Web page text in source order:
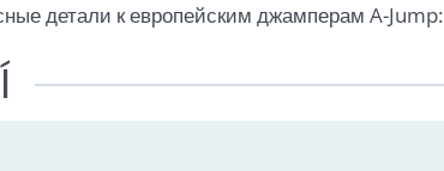
детали к европейским джамперам A-Jump: